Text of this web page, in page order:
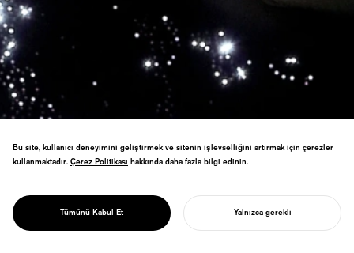
PROJECT
SPACE SPACE
bakış açısı sınırsız dünyayı ortaya çıkararak
uluslararası anlayışı destekliyor.
Bu site, kullanıcı deneyimini geliştirmek ve sitenin işlevselliğini artırmak için çerezler
kullanmaktadır. Çerez Politikası
Çerez Politikası hakkında daha fazla bilgi edinin.
Tümünü Kabul Et Yalnızca gerekli